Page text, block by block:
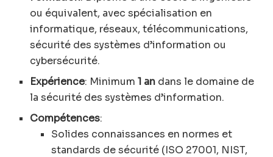
ou équivalent, avec spécialisation en
informatique, réseaux, télécommunications,
sécurité des systèmes d’information ou
cybersécurité.
Expérience: Minimum1 an dans le domaine de
la sécurité des systèmes d’information.
Compétences:
Solides connaissances en normes et
standards de sécurité (ISO 27001, NIST,